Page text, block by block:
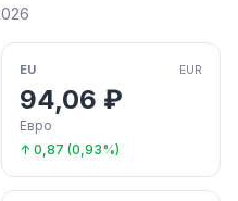
EU EUR
94,06 ₽
Евро
↑ 0,87 (0,93%)